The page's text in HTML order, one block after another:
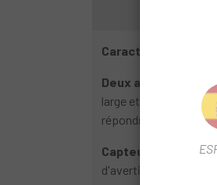
Caractéristiques:
Deux anneaux LED
large et une
répondre à différents
Capteur de lumière
d'avertissement